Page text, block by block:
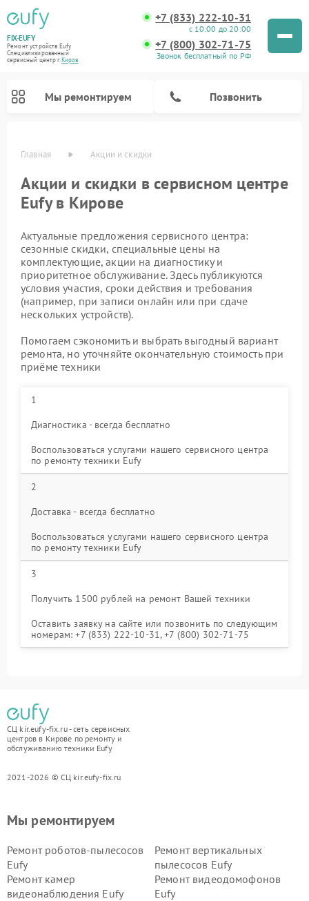
FIX-EUFY
Ремонт устройств Eufy
Специализированный
cервисный центр г.Киров
+7 (833) 222-10-31
с 10:00 до 20:00
+7 (800) 302-71-75
Звонок бесплатный по РФ
Мы ремонтируем Позвонить
Главная Акции и скидки
Акции и скидки в сервисном центре
Eufy в Кирове
Актуальные предложения сервисного центра:
сезонные скидки, специальные цены на
комплектующие, акции на диагностику и
приоритетное обслуживание. Здесь публикуются
условия участия, сроки действия и требования
(например, при записи онлайн или при сдаче
нескольких устройств).
Помогаем сэкономить и выбрать выгодный вариант
ремонта, но уточняйте окончательную стоимость при
приёме техники
1
Диагностика - всегда бесплатно
Воспользоваться услугами нашего сервисного центра
по ремонту техники Eufy
2
Доставка - всегда бесплатно
Воспользоваться услугами нашего сервисного центра
по ремонту техники Eufy
3
Получить 1500 рублей на ремонт Вашей техники
Оставить заявку на сайте или позвонить по следующим
номерам: +7 (833) 222-10-31, +7 (800) 302-71-75
СЦ kir.eufy-fix.ru - сеть сервисных
центров в Кирове по ремонту и
обслуживанию техники Eufy
2021-2026 © СЦ kir.eufy-fix.ru
Мы ремонтируем
Ремонт роботов-пылесосов
Eufy
Ремонт вертикальных
пылесосов Eufy
Ремонт камер
видеонаблюдения Eufy
Ремонт видеодомофонов
Eufy